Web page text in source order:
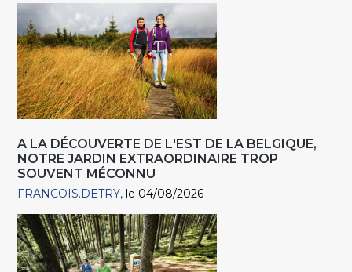
A LA DÉCOUVERTE DE L'EST DE LA BELGIQUE,
NOTRE JARDIN EXTRAORDINAIRE TROP
SOUVENT MÉCONNU
FRANCOIS.DETRY le 04/08/2026